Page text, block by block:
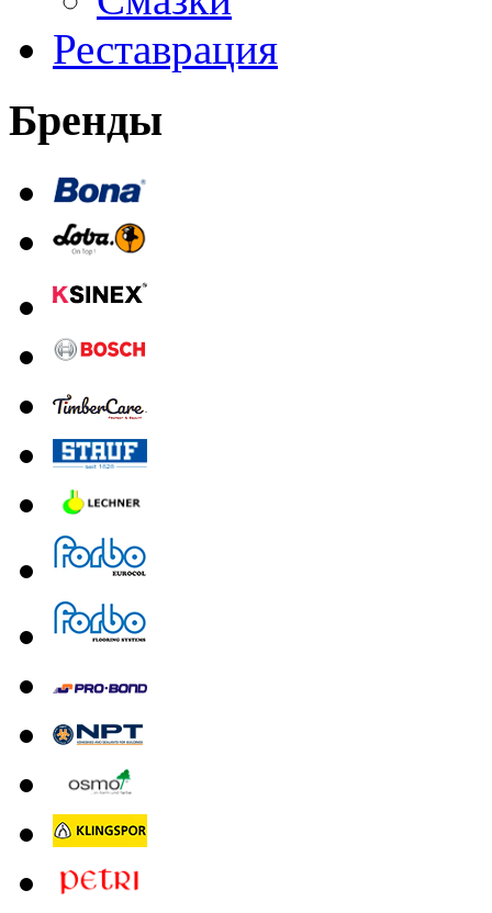
Реставрация
Бренды